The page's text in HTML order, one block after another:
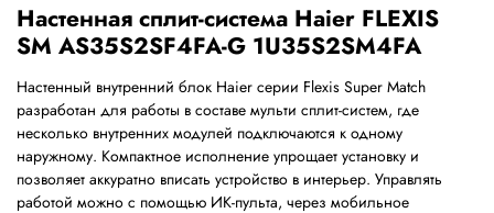
Настенная сплит-система Haier FLEXIS
SM AS35S2SF4FA-G 1U35S2SM4FA
Настенный внутренний блок Haier серии Flexis Super Match
разработан для работы в составе мульти сплит-систем, где
несколько внутренних модулей подключаются к одному
наружному. Компактное исполнение упрощает установку и
позволяет аккуратно вписать устройство в интерьер. Управлять
работой можно с помощью ИК-пульта, через мобильное